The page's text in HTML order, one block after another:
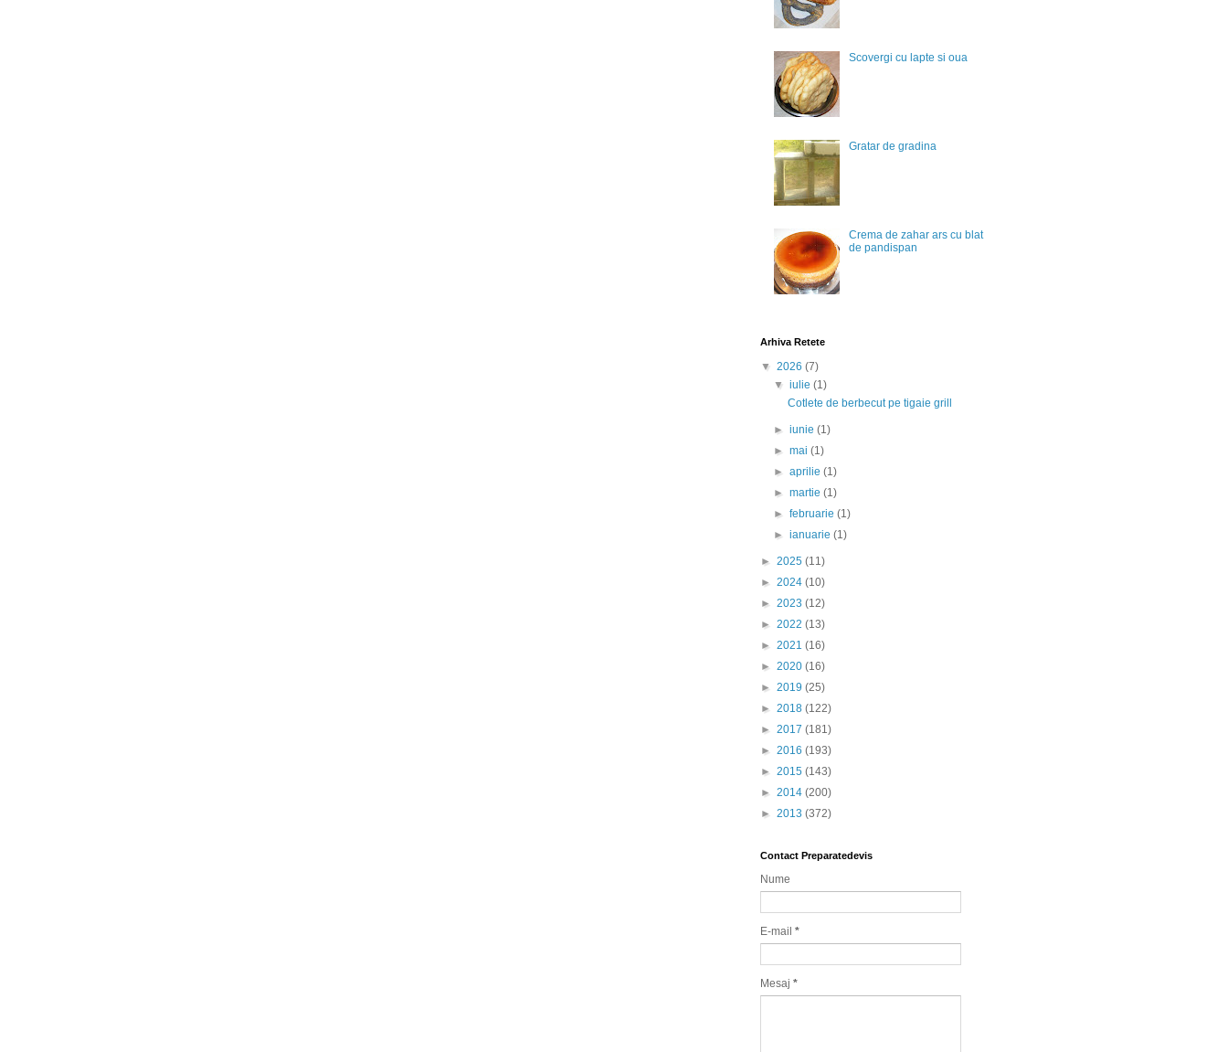
Scovergi cu lapte si oua
Gratar de gradina
Crema de zahar ars cu blat
de pandispan
Arhiva Retete
▼ 2026 (7)
▼iulie(1)
Cotlete de berbecut pe tigaie grill
►iunie(1)
►mai(1)
►aprilie(1)
►martie(1)
►februarie(1)
►ianuarie(1)
► 2025 (11)
► 2024 (10)
► 2023 (12)
► 2022 (13)
► 2021 (16)
► 2020 (16)
► 2019 (25)
► 2018 (122)
► 2017 (181)
► 2016 (193)
► 2015 (143)
► 2014 (200)
► 2013 (372)
Contact Preparatedevis
Nume
E-mail *
Mesaj *